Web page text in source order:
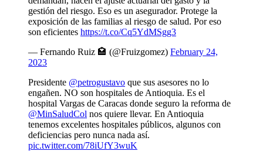
gestión del riesgo. Eso es un asegurador. Protege la
exposición de las familias al riesgo de salud. Por eso
son eficientes https://t.co/Cq5YdMSgg3
— Fernando Ruiz 🏩 (@Fruizgomez) February 24,
2023
Presidente @petrogustavo que sus asesores no lo
engañen. NO son hospitales de Antioquia. Es el
hospital Vargas de Caracas donde seguro la reforma de
@MinSaludCol nos quiere llevar. En Antioquia
tenemos excelentes hospitales públicos, algunos con
deficiencias pero nunca nada así.
pic.twitter.com/78iUfY3wuK